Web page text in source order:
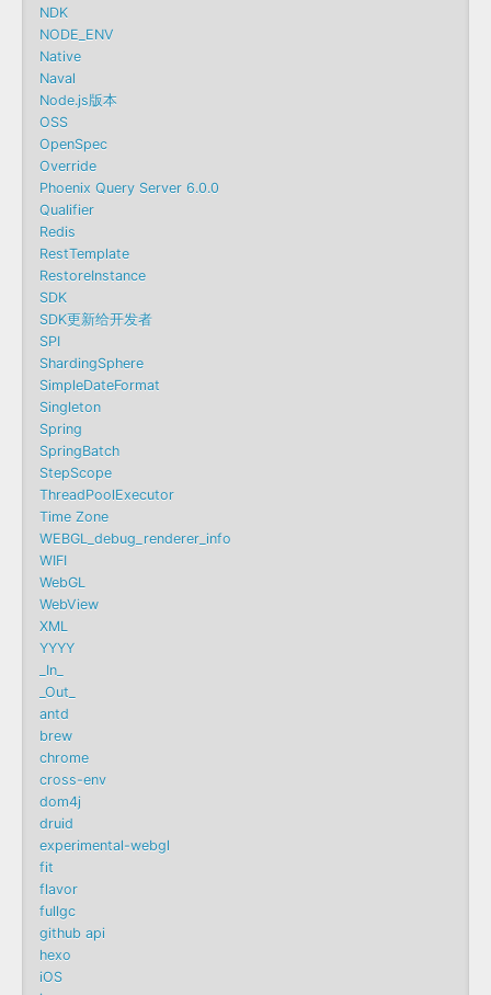
NDK
NODE_ENV
Native
Naval
Node.js版本
OSS
OpenSpec
Override
Phoenix Query Server 6.0.0
Qualifier
Redis
RestTemplate
RestoreInstance
SDK
SDK更新给开发者
SPI
ShardingSphere
SimpleDateFormat
Singleton
Spring
SpringBatch
StepScope
ThreadPoolExecutor
Time Zone
WEBGL_debug_renderer_info
WIFI
WebGL
WebView
XML
YYYY
_In_
_Out_
antd
brew
chrome
cross-env
dom4j
druid
experimental-webgl
fit
flavor
fullgc
github api
hexo
iOS